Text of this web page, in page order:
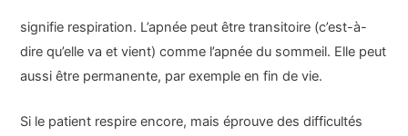
signifie respiration. L’apnée peut être transitoire (c’est-à-
dire qu’elle va et vient) comme l’apnée du sommeil. Elle peut
aussi être permanente, par exemple en fin de vie.
Si le patient respire encore, mais éprouve des difficultés